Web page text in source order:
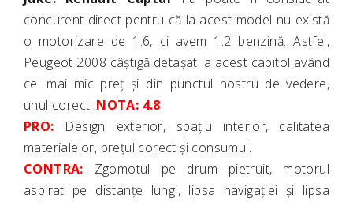
concurent direct pentru că la acest model nu există
o motorizare de 1.6, ci avem 1.2 benzină. Astfel,
Peugeot 2008 câștigă detașat la acest capitol având
cel mai mic preț și din punctul nostru de vedere,
unul corect. NOTA: 4.8
PRO: Design exterior, spațiu interior, calitatea
materialelor, prețul corect și consumul.
CONTRA: Zgomotul pe drum pietruit, motorul
aspirat pe distanțe lungi, lipsa navigației și lipsa